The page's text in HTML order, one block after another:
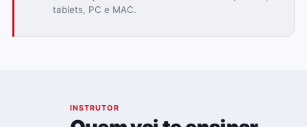
tablets, PC e MAC.
INSTRUTOR